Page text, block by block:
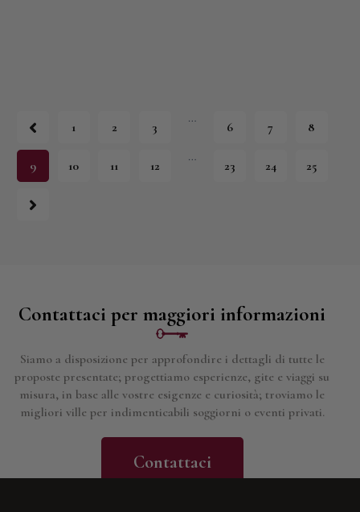
1 2 3
…
6 7 8
9 10 11 12
…
23 24 25
Contattaci per maggiori informazioni
Siamo a disposizione per approfondire i dettagli di tutte le
proposte presentate; progettiamo esperienze, gite e viaggi su
misura, in base alle vostre esigenze e curiosità; troviamo le
migliori ville per indimenticabili soggiorni o eventi privati.
Contattaci